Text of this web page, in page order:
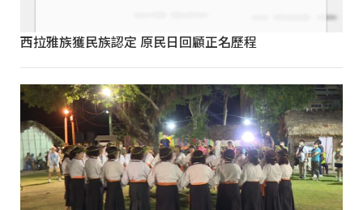
西拉雅族獲民族認定 原民日回顧正名歷程